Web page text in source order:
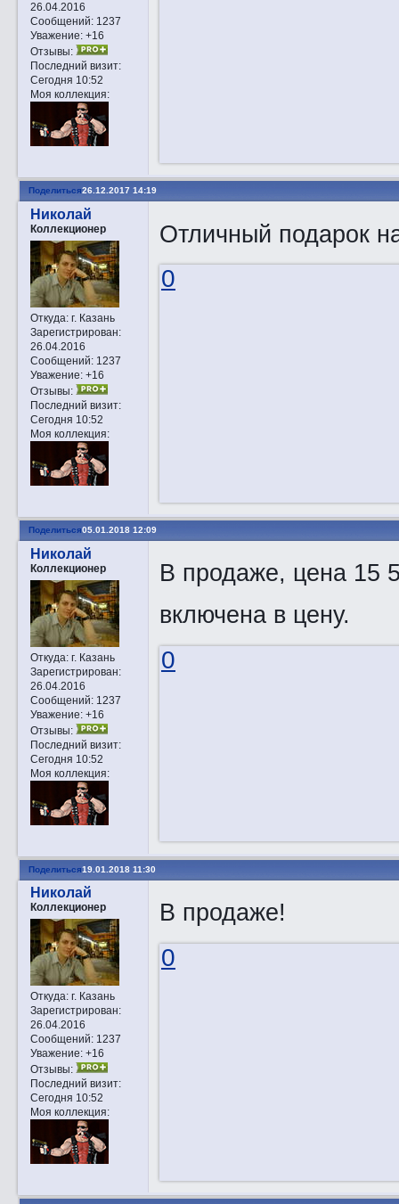
26.04.2016
Сообщений:1237
Уважение: +16
Отзывы:
Последний визит:
Сегодня 10:52
Моя коллекция:
Поделиться26.12.2017 14:19
Николай
Коллекционер
Откуда:г. Казань
Зарегистрирован:
26.04.2016
Сообщений:1237
Уважение: +16
Отзывы:
Последний визит:
Сегодня 10:52
Моя коллекция:
Отличный подарок
0
Поделиться05.01.2018 12:09
Николай
Коллекционер
Откуда:г. Казань
Зарегистрирован:
26.04.2016
Сообщений:1237
Уважение: +16
Отзывы:
Последний визит:
Сегодня 10:52
Моя коллекция:
В продаже, цена 15
включена в цену.
0
Поделиться19.01.2018 11:30
Николай
Коллекционер
Откуда:г. Казань
Зарегистрирован:
26.04.2016
Сообщений:1237
Уважение: +16
Отзывы:
Последний визит:
Сегодня 10:52
Моя коллекция:
В продаже!
0